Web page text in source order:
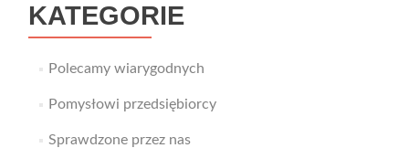
KATEGORIE
Polecamy wiarygodnych
Pomysłowi przedsiębiorcy
Sprawdzone przez nas